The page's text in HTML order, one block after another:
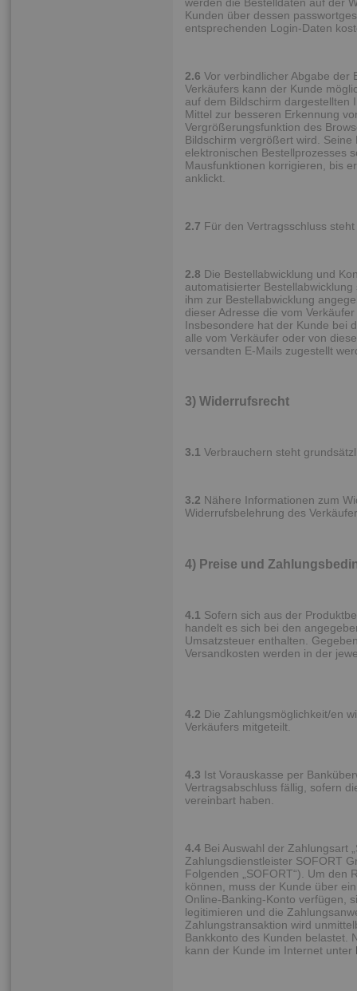
Kunden über dessen
entsprechenden Login-Daten
2.6 Vor verbindlicher Abgabe der
Verkäufers kann der Kunde
auf dem Bildschirm dargestellten
Mittel zur besseren Erkennung
Vergrößerungsfunktion des
Bildschirm vergrößert wird.
elektronischen Bestellprozesses
Mausfunktionen korrigieren, bis
anklickt.
2.7 Für den Vertragsschluss
2.8 Die Bestellabwicklung und
automatisierter
ihm zur Bestellabwicklung
dieser Adresse die vom
Insbesondere hat der Kunde bei
alle vom Verkäufer oder von
versandten E-Mails zugestellt
3) Widerrufsrecht
3.1 Verbrauchern steht
3.2 Nähere Informationen zum
Widerrufsbelehrung des
4) Preise und
4.1 Sofern sich aus der
handelt es sich bei den
Umsatzsteuer enthalten.
Versandkosten werden in der
4.2 Die Zahlungsmöglichkeit/en
Verkäufers mitgeteilt.
4.3 Ist Vorauskasse per
Vertragsabschluss fällig, sofern
vereinbart haben.
4.4 Bei Auswahl der Zahlungsart
Zahlungsdienstleister SOFORT
Folgenden „SOFORT“). Um den
können, muss der Kunde über
Online-Banking-Konto verfügen,
legitimieren und die
Zahlungstransaktion wird
Bankkonto des Kunden belastet.
kann der Kunde im Internet unter